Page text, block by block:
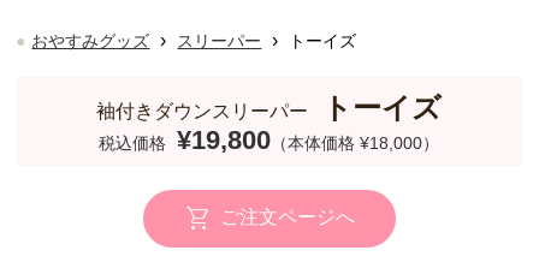
おやすみグッズ › スリーパー › トーイズ
袖付きダウンスリーパー トーイズ
税込価格 ¥19,800 （本体価格 ¥18,000）
ご注文ページへ